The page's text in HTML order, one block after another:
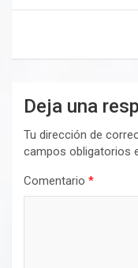
Deja una
Tu dirección de
campos obligatorios
Comentario *